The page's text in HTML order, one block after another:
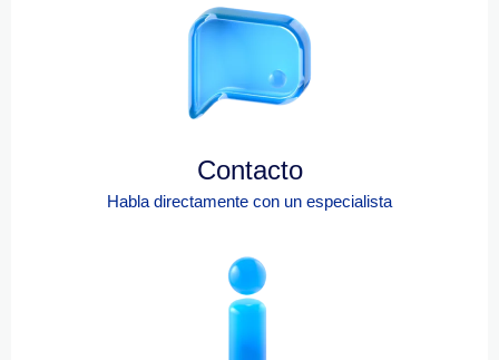
Contacto
Habla directamente con un especialista